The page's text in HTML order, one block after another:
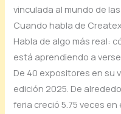
vinculada al mundo de
Cuando habla de
Habla de algo más real:
está aprendiendo a
De 40 expositores en su
edición 2025. De
feria creció 5.75 veces